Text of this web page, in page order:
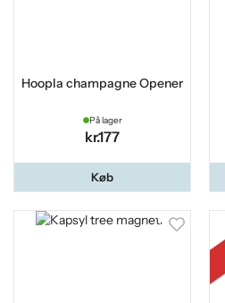
Hoopla champagne Opener
På lager
kr.177
Køb